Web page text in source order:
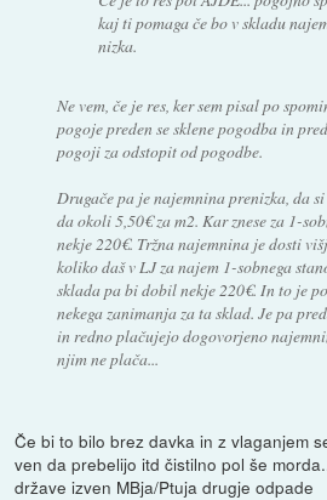
kaj ti pomaga če bo v skladu
nizka.
Ne vem, če je res, ker sem pisal po
pogoje preden se sklene pogodba in
pogoji za odstopit od pogodbe.
Drugače pa je najemnina prenizka, da
da okoli 5,50€ za m2. Kar znese za 1-
nekje 220€. Tržna najemnina je dosti
koliko daš v LJ za najem 1-sobnega
sklada pa bi dobil nekje 220€. In to je
nekega zanimanja za ta sklad. Je pa
in redno plačujejo dogovorjeno
njim ne plača...
Če bi to bilo brez davka in z vlaganjem
ven da prebelijo itd čistilno pol še
države izven MBja/Ptuja drugje odpade